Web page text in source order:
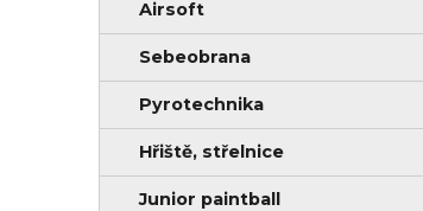
Airsoft
Sebeobrana
Pyrotechnika
Hřiště, střelnice
Junior paintball